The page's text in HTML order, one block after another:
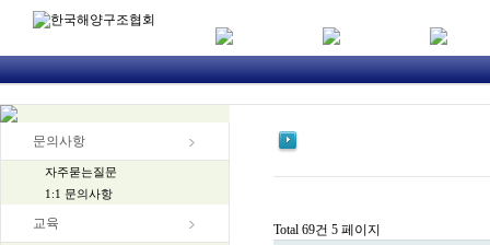
문의사항
자주묻는질문
1:1 문의사항
교육 Total 69건 5 페이지